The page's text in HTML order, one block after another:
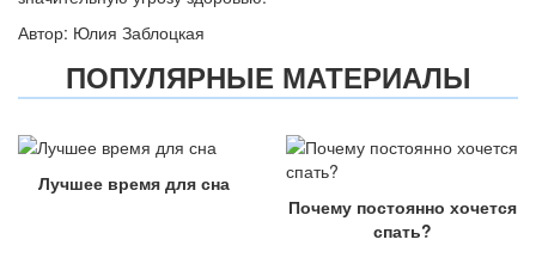
Автор: Юлия Заблоцкая
ПОПУЛЯРНЫЕ МАТЕРИАЛЫ
Лучшее время для сна
Почему постоянно хочется
спать?